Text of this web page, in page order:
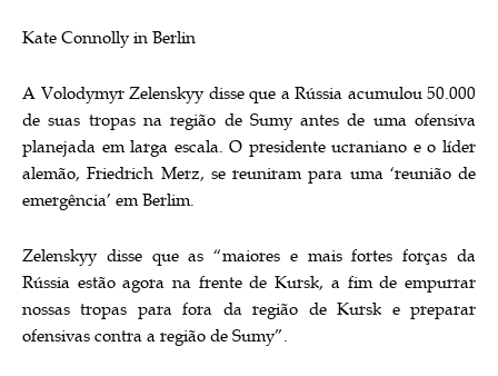
Kate Connolly in Berlin
A Volodymyr Zelenskyy disse que a Rússia acumulou 50.000
de suas tropas na região de Sumy antes de uma ofensiva
planejada em larga escala. O presidente ucraniano e o líder
alemão, Friedrich Merz, se reuniram para uma ‘reunião de
emergência’ em Berlim.
Zelenskyy disse que as “maiores e mais fortes forças da
Rússia estão agora na frente de Kursk, a fim de empurrar
nossas tropas para fora da região de Kursk e preparar
ofensivas contra a região de Sumy”.